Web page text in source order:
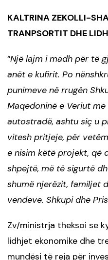
KALTRINA ZEKOLLI-
TRANPSORTIT DHE
“Një lajm i madh për të
anët e kufirit. Po
punimeve në rrugën
Maqedoninë e Veriut
autostradë, ashtu siç u
vitesh pritjeje, për
e nisim këtë projekt, që
shpejtë, më të sigurtë
shumë njerëzit, familjet
vendeve. Shkupi dhe
Zv/ministrja theksoi se
lidhjet ekonomike dhe
mundësi të reja për